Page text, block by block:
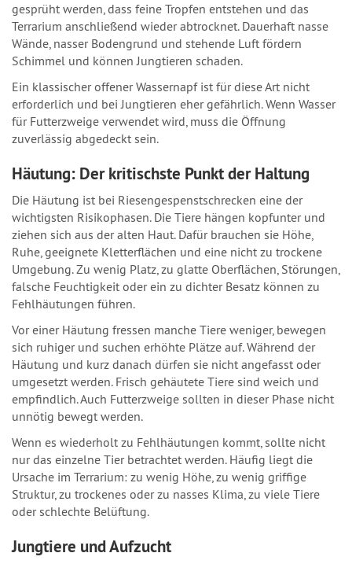
gesprüht werden, dass feine Tropfen entstehen und das
Terrarium anschließend wieder abtrocknet. Dauerhaft nasse
Wände, nasser Bodengrund und stehende Luft fördern
Schimmel und können Jungtieren schaden.
Ein klassischer offener Wassernapf ist für diese Art nicht
erforderlich und bei Jungtieren eher gefährlich. Wenn Wasser
für Futterzweige verwendet wird, muss die Öffnung
zuverlässig abgedeckt sein.
Häutung: Der kritischste Punkt der Haltung
Die Häutung ist bei Riesengespenstschrecken eine der
wichtigsten Risikophasen. Die Tiere hängen kopfunter und
ziehen sich aus der alten Haut. Dafür brauchen sie Höhe,
Ruhe, geeignete Kletterflächen und eine nicht zu trockene
Umgebung. Zu wenig Platz, zu glatte Oberflächen, Störungen,
falsche Feuchtigkeit oder ein zu dichter Besatz können zu
Fehlhäutungen führen.
Vor einer Häutung fressen manche Tiere weniger, bewegen
sich ruhiger und suchen erhöhte Plätze auf. Während der
Häutung und kurz danach dürfen sie nicht angefasst oder
umgesetzt werden. Frisch gehäutete Tiere sind weich und
empfindlich. Auch Futterzweige sollten in dieser Phase nicht
unnötig bewegt werden.
Wenn es wiederholt zu Fehlhäutungen kommt, sollte nicht
nur das einzelne Tier betrachtet werden. Häufig liegt die
Ursache im Terrarium: zu wenig Höhe, zu wenig griffige
Struktur, zu trockenes oder zu nasses Klima, zu viele Tiere
oder schlechte Belüftung.
Jungtiere und Aufzucht